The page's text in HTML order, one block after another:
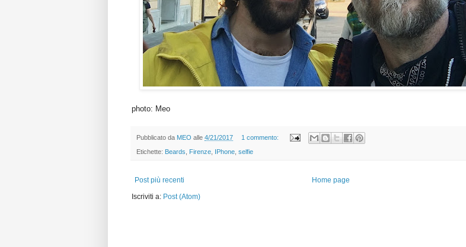
photo: Meo
Pubblicato da MEO alle 4/21/2017 1 commento:
Etichette: Beards Firenze IPhone selfie
Post più recenti
Home page
Iscriviti a: Post (Atom)